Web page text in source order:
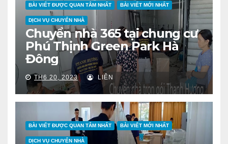
BÀI VIẾT ĐƯỢC QUAN TÂM NHẤT BÀI VIẾT MỚI NHẤT
DỊCH VỤ CHUYỂN NHÀ
Chuyển nhà 365 tại chung cư
Phú Thịnh Green Park Hà
Đông
TH6 20, 2023 LIÊN
BÀI VIẾT ĐƯỢC QUAN TÂM NHẤT BÀI VIẾT MỚI NHẤT
DỊCH VỤ CHUYỂN NHÀ